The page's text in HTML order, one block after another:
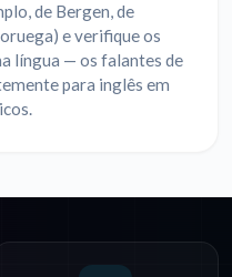
de Bergen, de
e verifique os
língua — os falantes de
para inglês em